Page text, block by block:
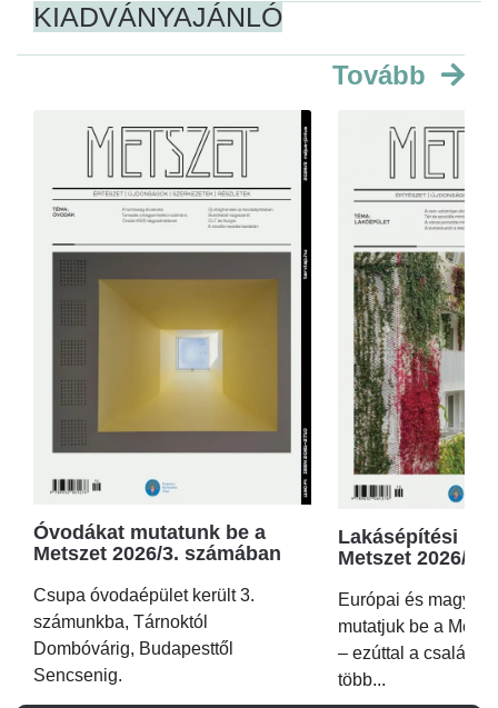
KIADVÁNYAJÁNLÓ
Tovább
Óvodákat mutatunk be a
Metszet 2026/3. számában
Csupa óvodaépület került 3.
számunkba, Tárnoktól
Dombóvárig, Budapesttől
Sencsenig.
Lakásépítési
Metszet 2026/2.
Európai és magyar
mutatjuk be a
– ezúttal a családi
több...